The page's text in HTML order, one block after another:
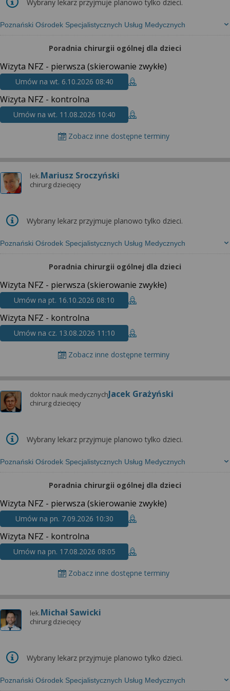
Poznański Ośrodek Specjalistycznych Usług Medycznych
Wybrany lekarz przyjmuje planowo tylko dzieci.
Poradnia chirurgii ogólnej dla dzieci
Wizyta NFZ - pierwsza (skierowanie zwykłe)
Umów na wt. 6.10.2026 08:40
Wizyta NFZ - kontrolna
Umów na wt. 11.08.2026 10:40
Zobacz inne dostępne terminy
lek.Mariusz Sroczyński
chirurg dziecięcy
Poznański Ośrodek Specjalistycznych Usług Medycznych
Wybrany lekarz przyjmuje planowo tylko dzieci.
Poradnia chirurgii ogólnej dla dzieci
Wizyta NFZ - pierwsza (skierowanie zwykłe)
Umów na pt. 16.10.2026 08:10
Wizyta NFZ - kontrolna
Umów na cz. 13.08.2026 11:10
Zobacz inne dostępne terminy
doktor nauk medycznychJacek Grażyński
chirurg dziecięcy
Poznański Ośrodek Specjalistycznych Usług Medycznych
Wybrany lekarz przyjmuje planowo tylko dzieci.
Poradnia chirurgii ogólnej dla dzieci
Wizyta NFZ - pierwsza (skierowanie zwykłe)
Umów na pn. 7.09.2026 10:30
Wizyta NFZ - kontrolna
Umów na pn. 17.08.2026 08:05
Zobacz inne dostępne terminy
lek.Michał Sawicki
chirurg dziecięcy
Poznański Ośrodek Specjalistycznych Usług Medycznych
Wybrany lekarz przyjmuje planowo tylko dzieci.
danych tylko w niektórych celach. Jeżeli chcesz
dowiedzieć się więcej lub chcesz przeprowadzić
konfigurację szczegółową, to możesz tego dokonać
za pomocą „Ustawień zaawansowanych”.
Więcej informacji na temat wykorzystywania
narzędzi zewnętrznych w naszym serwisie
znajdziesz w Regulaminie Serwisu.